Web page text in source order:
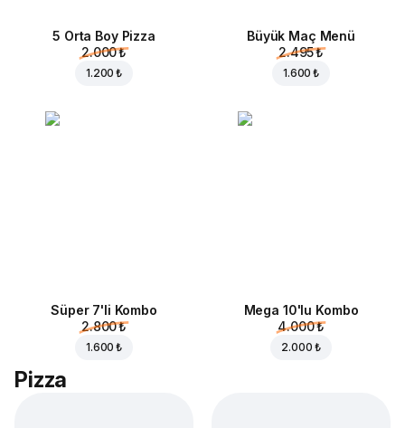
5 Orta Boy Pizza
2.000 ₺
1.200 ₺
Büyük Maç Menü
2.495 ₺
1.600 ₺
Süper 7'li Kombo
2.800 ₺
1.600 ₺
Mega 10'lu Kombo
4.000 ₺
2.000 ₺
Pizza